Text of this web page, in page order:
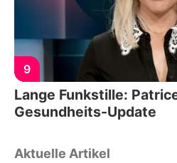
9
Lange Funkstille:
Gesundheits-Update
Aktuelle Artikel